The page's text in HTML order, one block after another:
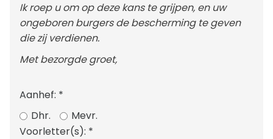
Ik roep u om op deze kans te grijpen, en uw
ongeboren burgers de bescherming te geven
die zij verdienen.
Met bezorgde groet,
Aanhef: *
Dhr.
Mevr.
Voorletter(s): *